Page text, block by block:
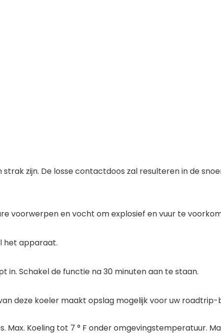
strak zijn. De losse contactdoos zal resulteren in de
voorwerpen en vocht om explosief en vuur te
het apparaat.
in. Schakel de functie na 30 minuten aan te staan.
deze koeler maakt opslag mogelijk voor uw
Max. Koeling tot 7 ° F onder omgevingstemperatuur.